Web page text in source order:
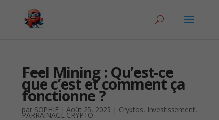
Feel Mining : Qu’est-ce
que c’est et comment ça
fonctionne ?
par SOPHIE| Août 25, 2025 | Cryptos, Investissement,
PARRAINAGE CRYPTO